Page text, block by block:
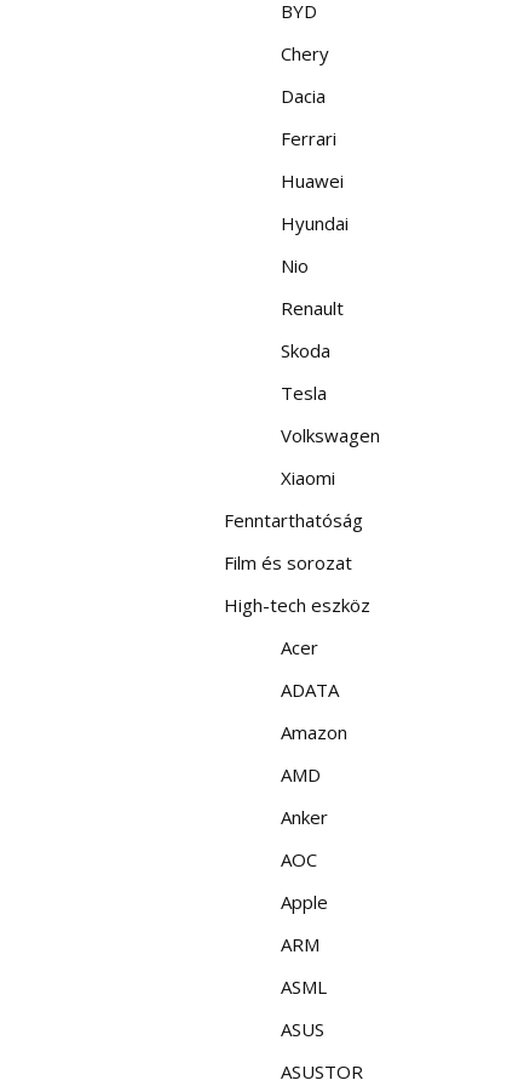
BYD
Chery
Dacia
Ferrari
Huawei
Hyundai
Nio
Renault
Skoda
Tesla
Volkswagen
Xiaomi
Fenntarthatóság
Film és sorozat
High-tech eszköz
Acer
ADATA
Amazon
AMD
Anker
AOC
Apple
ARM
ASML
ASUS
ASUSTOR